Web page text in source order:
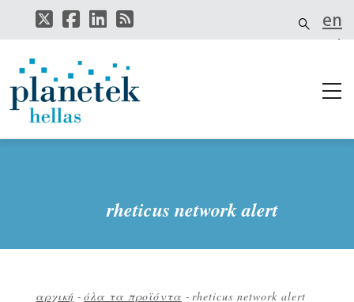
το
περιεχόμενο
en
el
rheticus network alert
αρχική - όλα τα προϊόντα - rheticus network alert